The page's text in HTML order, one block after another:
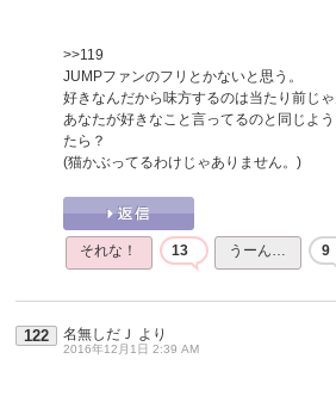
>>119
JUMPファンのフリとかないと思う。
好きなんだから味方するのは当たり前じゃ
あなたが好きなこと言ってるのと同じよ
たら？
(猫かぶってるわけじゃありません。)
それな！ 13 うーん… 9
122 名無しだＪ より
2016年12月1日 2:39 AM